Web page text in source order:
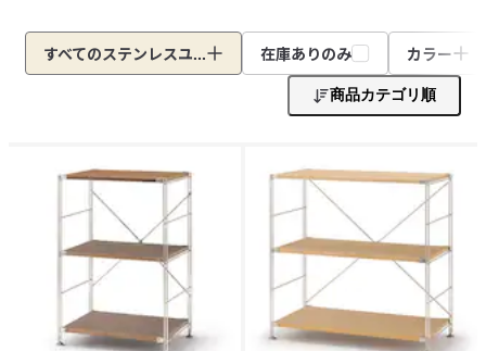
すべてのステンレスユ... 在庫ありのみ カラー
商品カテゴリ順